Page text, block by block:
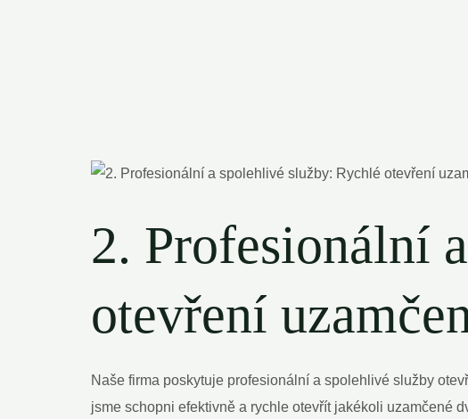
2. Profesionální
otevření
Naše firma poskytuje profesionální a spolehlivé služby
jsme schopni efektivně a rychle otevřít jakékoli uzamčené